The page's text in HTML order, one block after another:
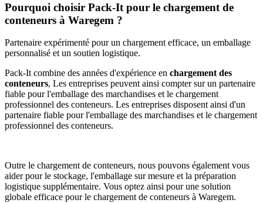
Pourquoi choisir Pack-It pour le chargement de
conteneurs à Waregem ?
Partenaire expérimenté pour un chargement efficace, un emballage
personnalisé et un soutien logistique.
Pack-It combine des années d'expérience en chargement des
conteneurs, Les entreprises peuvent ainsi compter sur un partenaire
fiable pour l'emballage des marchandises et le chargement
professionnel des conteneurs. Les entreprises disposent ainsi d'un
partenaire fiable pour l'emballage des marchandises et le chargement
professionnel des conteneurs.
Outre le chargement de conteneurs, nous pouvons également vous
aider pour le stockage, l'emballage sur mesure et la préparation
logistique supplémentaire. Vous optez ainsi pour une solution
globale efficace pour le chargement de conteneurs à Waregem.